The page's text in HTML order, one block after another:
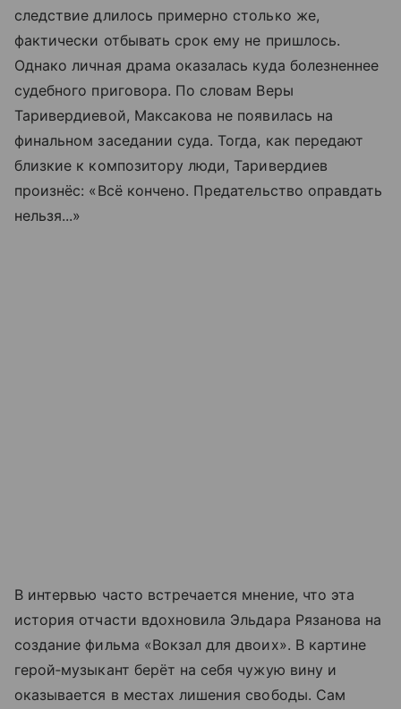
следствие длилось примерно столько же,
фактически отбывать срок ему не пришлось.
Однако личная драма оказалась куда болезненнее
судебного приговора. По словам Веры
Таривердиевой, Максакова не появилась на
финальном заседании суда. Тогда, как передают
близкие к композитору люди, Таривердиев
произнёс: «Всё кончено. Предательство оправдать
нельзя...»
В интервью часто встречается мнение, что эта
история отчасти вдохновила Эльдара Рязанова на
создание фильма «Вокзал для двоих». В картине
герой‑музыкант берёт на себя чужую вину и
оказывается в местах лишения свободы. Сам